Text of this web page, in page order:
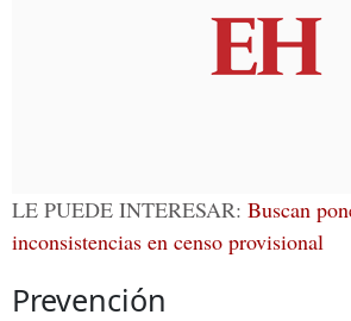
LE PUEDE INTERESAR: Buscan
inconsistencias en censo provisional
Prevención